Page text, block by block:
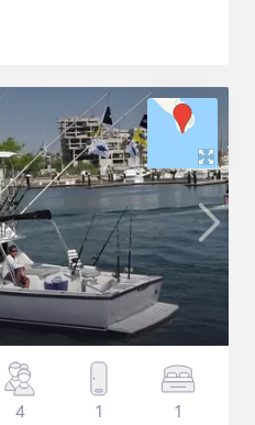
4 1 1